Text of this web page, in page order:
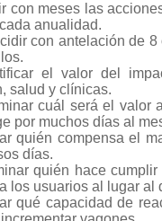
con meses las
anualidad.
con antelación de
el valor del
salud y clínicas.
cuál será el valor
por muchos días al
quién compensa el
días.
quién hace
los usuarios al lugar al
qué capacidad de